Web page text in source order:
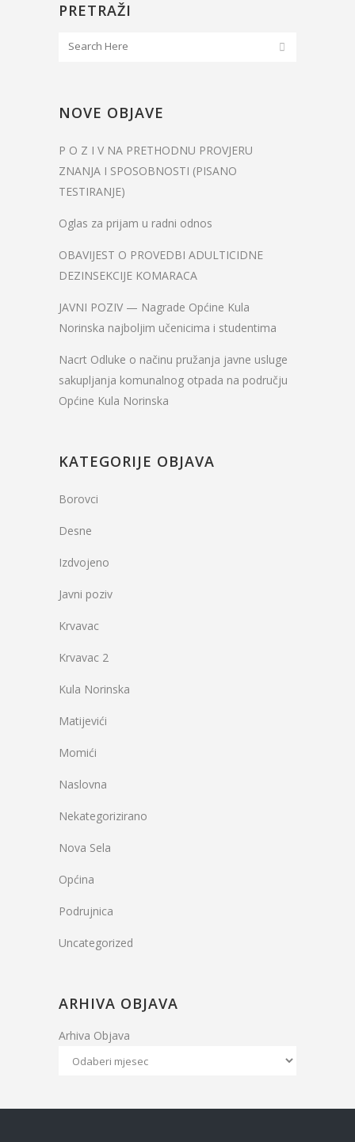
PRETRAŽI
NOVE OBJAVE
P O Z I V NA PRETHODNU PROVJERU
ZNANJA I SPOSOBNOSTI (PISANO
TESTIRANJE)
Oglas za prijam u radni odnos
OBAVIJEST O PROVEDBI ADULTICIDNE
DEZINSEKCIJE KOMARACA
JAVNI POZIV — Nagrade Općine Kula
Norinska najboljim učenicima i studentima
Nacrt Odluke o načinu pružanja javne usluge
sakupljanja komunalnog otpada na području
Općine Kula Norinska
KATEGORIJE OBJAVA
Borovci
Desne
Izdvojeno
Javni poziv
Krvavac
Krvavac 2
Kula Norinska
Matijevići
Momići
Naslovna
Nekategorizirano
Nova Sela
Općina
Podrujnica
Uncategorized
ARHIVA OBJAVA
Arhiva Objava